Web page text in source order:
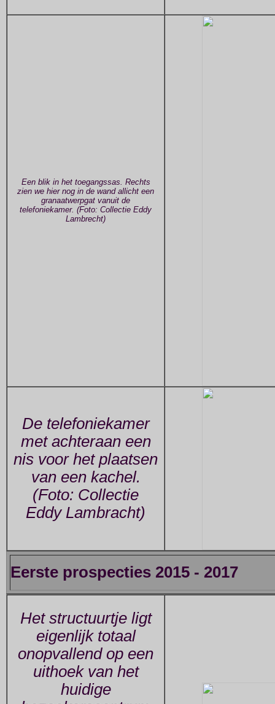
Een blik in het toegangssas. Rechts
zien we hier nog in de wand allicht een
granaatwerpgat vanuit de
telefoniekamer. (Foto: Collectie Eddy
Lambrecht)
De telefoniekamer
met achteraan een
nis voor het plaatsen
van een kachel.
(Foto: Collectie
Eddy Lambracht)
Eerste prospecties 2015 - 2017
Het structuurtje ligt
eigenlijk totaal
onopvallend op een
uithoek van het
huidige